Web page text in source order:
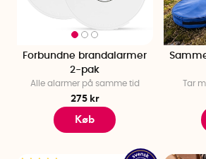
Forbundne brandalarmer
2-pak
Alle alarmer på samme tid
275 kr
Køb
Tar